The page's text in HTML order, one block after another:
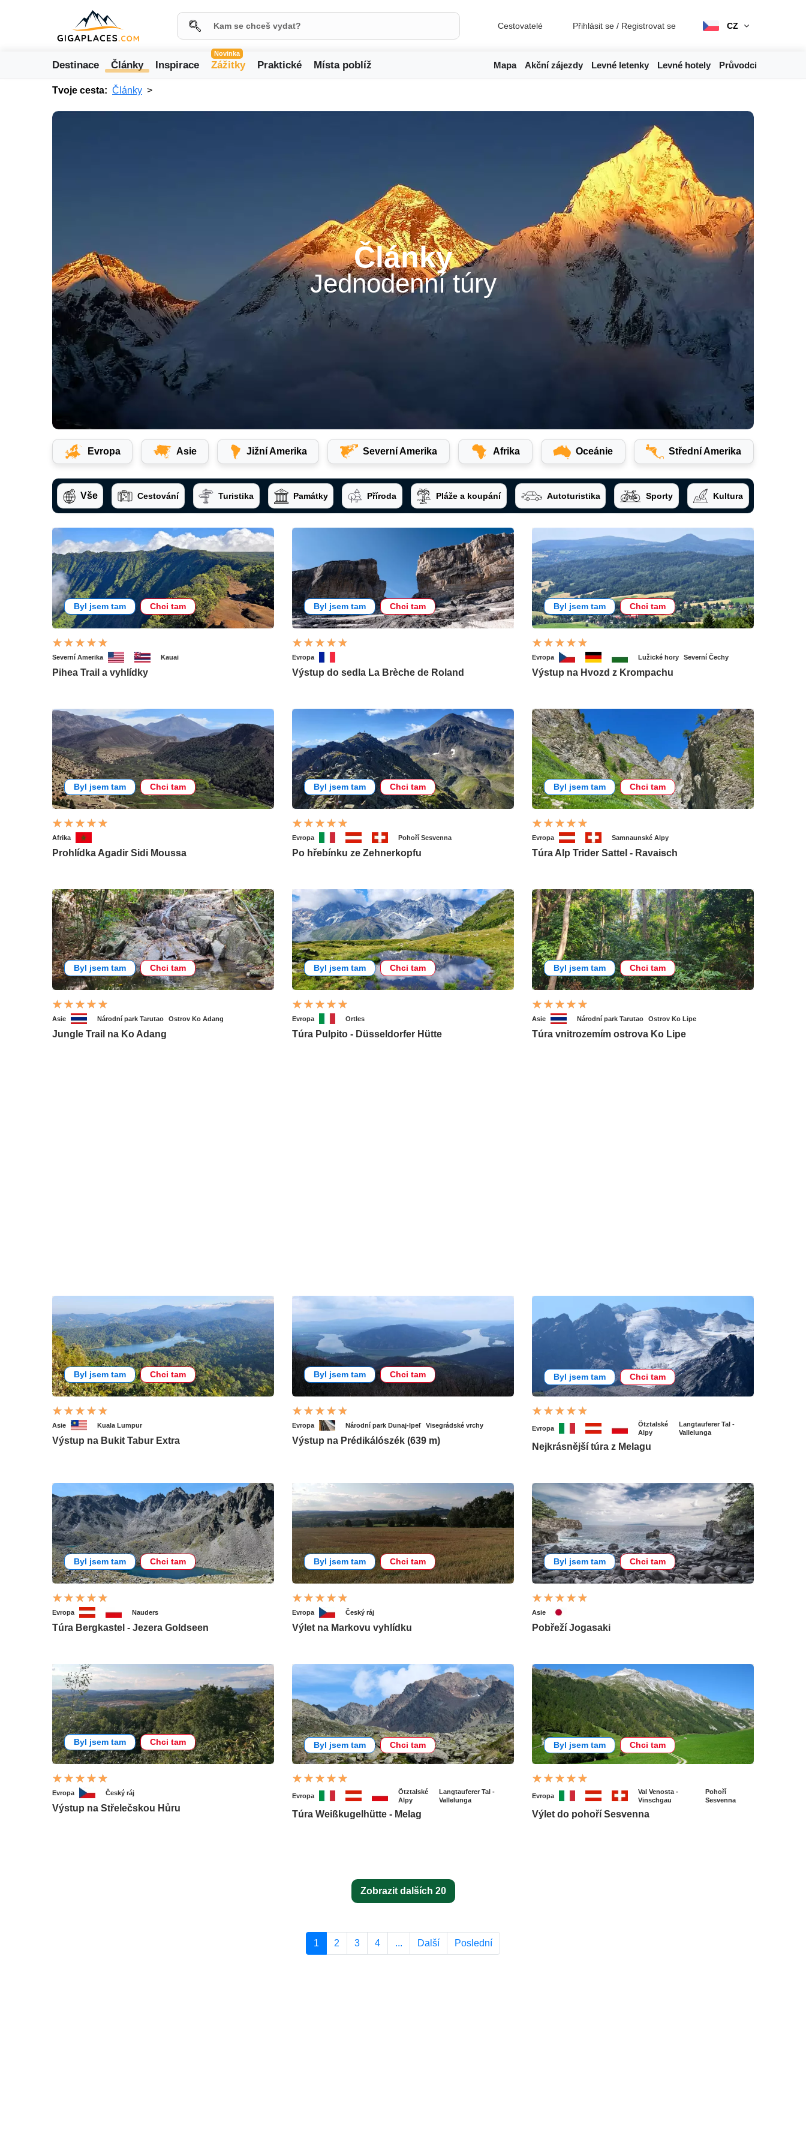
Cestovatelé Přihlásit se / Registrovat se CZ
Destinace Články Inspirace
Novinka
Zážitky Praktické Místa poblíž Mapa Akční zájezdy Levné letenky Levné hotely Průvodci
Tvoje cesta: Články
Články
Jednodenní túry
Evropa Asie Jižní Amerika Severní Amerika Afrika Oceánie Střední Amerika
Vše Cestování Turistika Památky Příroda Pláže a koupání Autoturistika Sporty Kultura
Byl jsem tam Chci tam
Severní Amerika Kauai
Pihea Trail a vyhlídky
Byl jsem tam Chci tam
Evropa
Výstup do sedla La Brèche de Roland
Byl jsem tam Chci tam
Evropa Lužické hory Severní Čechy
Výstup na Hvozd z Krompachu
Byl jsem tam Chci tam
Afrika
Prohlídka Agadir Sidi Moussa
Byl jsem tam Chci tam
Evropa Pohoří Sesvenna
Po hřebínku ze Zehnerkopfu
Byl jsem tam Chci tam
Evropa Samnaunské Alpy
Túra Alp Trider Sattel - Ravaisch
Byl jsem tam Chci tam
Asie Národní park Tarutao Ostrov Ko Adang
Jungle Trail na Ko Adang
Byl jsem tam Chci tam
Evropa Ortles
Túra Pulpito - Düsseldorfer Hütte
Byl jsem tam Chci tam
Asie Národní park Tarutao Ostrov Ko Lipe
Túra vnitrozemím ostrova Ko Lipe
Byl jsem tam Chci tam
Asie Kuala Lumpur
Výstup na Bukit Tabur Extra
Byl jsem tam Chci tam
Evropa Národní park Dunaj-Ipeľ Visegrádské vrchy
Výstup na Prédikálószék (639 m)
Byl jsem tam Chci tam
Evropa
Ötztalské
Alpy
Langtauferer Tal -
Vallelunga
Nejkrásnější túra z Melagu
Byl jsem tam Chci tam
Evropa Nauders
Túra Bergkastel - Jezera Goldseen
Byl jsem tam Chci tam
Evropa Český ráj
Výlet na Markovu vyhlídku
Byl jsem tam Chci tam
Asie
Pobřeží Jogasaki
Byl jsem tam Chci tam
Evropa Český ráj
Výstup na Střelečskou Hůru
Byl jsem tam Chci tam
Evropa
Ötztalské
Alpy
Langtauferer Tal -
Vallelunga
Túra Weißkugelhütte - Melag
Byl jsem tam Chci tam
Evropa
Val Venosta -
Vinschgau
Pohoří
Sesvenna
Výlet do pohoří Sesvenna
Zobrazit dalších 20
1 2 3 4 ... Další Poslední